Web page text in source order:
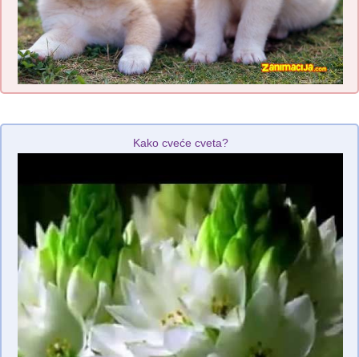
Kako cveće cveta?